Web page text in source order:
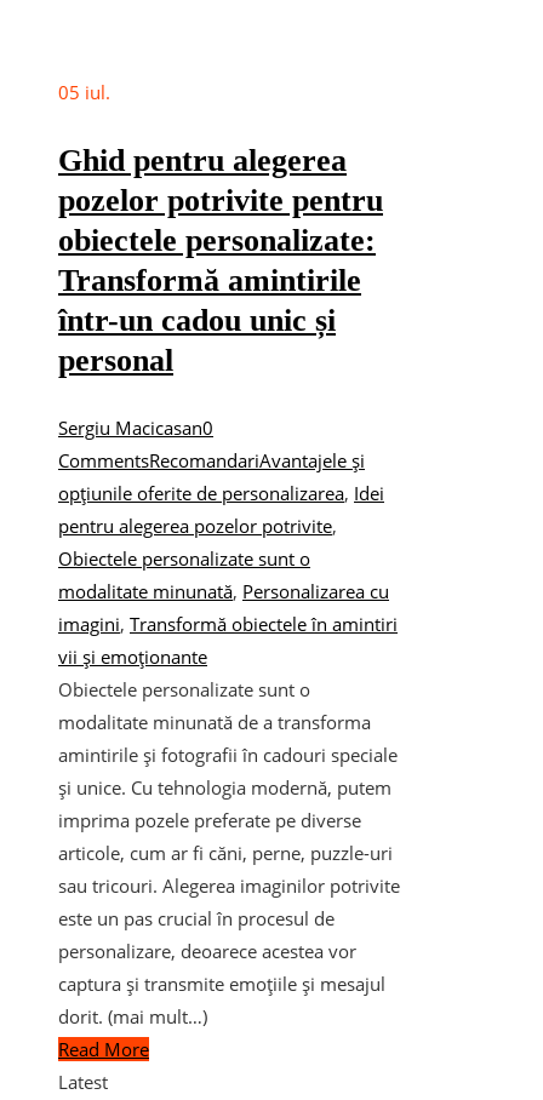
05 iul.
Ghid pentru alegerea
pozelor potrivite pentru
obiectele personalizate:
Transformă amintirile
într-un cadou unic și
personal
Sergiu Macicasan0
CommentsRecomandariAvantajele și
opțiunile oferite de personalizarea, Idei
pentru alegerea pozelor potrivite,
Obiectele personalizate sunt o
modalitate minunată, Personalizarea cu
imagini, Transformă obiectele în amintiri
vii și emoționante
Obiectele personalizate sunt o
modalitate minunată de a transforma
amintirile și fotografii în cadouri speciale
și unice. Cu tehnologia modernă, putem
imprima pozele preferate pe diverse
articole, cum ar fi căni, perne, puzzle-uri
sau tricouri. Alegerea imaginilor potrivite
este un pas crucial în procesul de
personalizare, deoarece acestea vor
captura și transmite emoțiile și mesajul
dorit. (mai mult…)
Read More
Latest